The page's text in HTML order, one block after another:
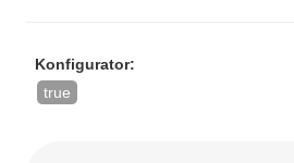
Konfigurator:
true